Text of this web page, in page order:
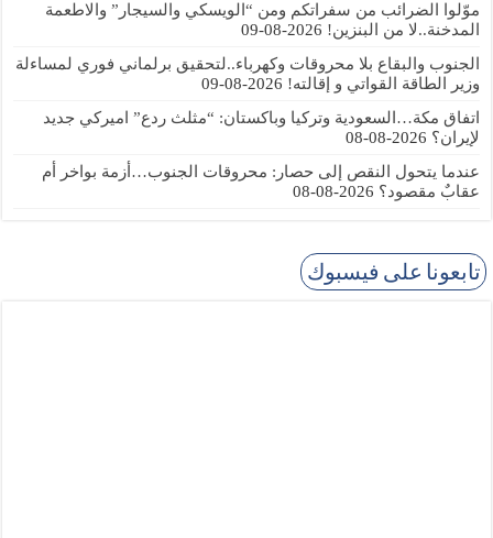
موّلوا الضرائب من سفراتكم ومن “الويسكي والسيجار” والاطعمة
المدخنة..لا من البنزين! 2026-08-09
الجنوب والبقاع بلا محروقات وكهرباء..لتحقيق برلماني فوري لمساءلة
وزير الطاقة القواتي و إقالته! 2026-08-09
اتفاق مكة…السعودية وتركيا وباكستان: “مثلث ردع” اميركي جديد
لإيران؟ 2026-08-08
عندما يتحول النقص إلى حصار: محروقات الجنوب…أزمة بواخر أم
عقابٌ مقصود؟ 2026-08-08
تابعونا على فيسبوك